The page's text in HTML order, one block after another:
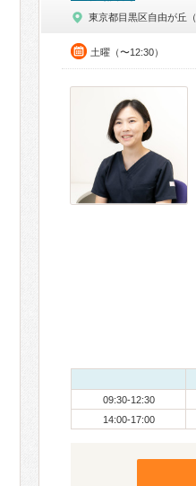
東京都目黒区自由が丘（
土曜（〜12:30）
09:30-12:30
14:00-17:00